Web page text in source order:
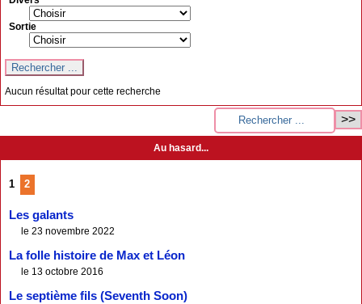
Sortie
Aucun résultat pour cette recherche
Au hasard...
1 2
Les galants
le 23 novembre 2022
La folle histoire de Max et Léon
le 13 octobre 2016
Le septième fils (Seventh Soon)